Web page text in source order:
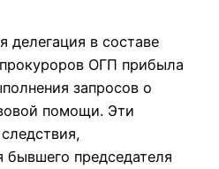
делегация в составе
ОГП прибыла
запросов о
помощи. Эти
бывшего председателя